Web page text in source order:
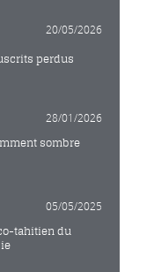
20/05/2026
perdus
28/01/2026
sombre
05/05/2025
tahitien du